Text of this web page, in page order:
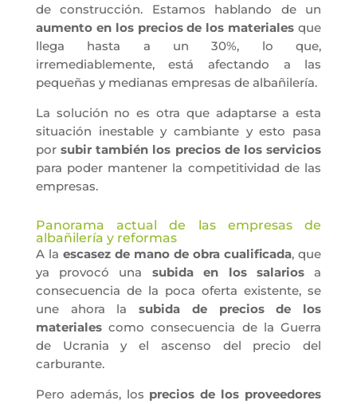
de construcción. Estamos hablando de un
aumento en los precios de los materiales que
llega hasta a un 30%, lo que,
irremediablemente, está afectando a las
pequeñas y medianas empresas de albañilería.
La solución no es otra que adaptarse a esta
situación inestable y cambiante y esto pasa
por subir también los precios de los servicios
para poder mantener la competitividad de las
empresas.
Panorama actual de las empresas de
albañilería y reformas
A la escasez de mano de obra cualificada, que
ya provocó una subida en los salariosa
consecuencia de la poca oferta existente, se
une ahora lasubida de precios de los
materialescomo consecuencia de la Guerra
de Ucrania y el ascenso del precio del
carburante.
Pero además, los precios de los proveedores